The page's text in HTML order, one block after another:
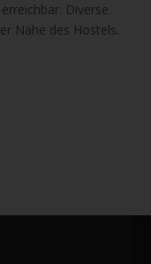
Diverse
Nähe des Hostels.